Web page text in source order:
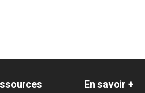
En savoir +